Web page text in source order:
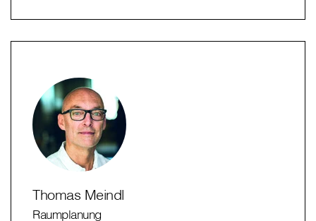
Thomas Meindl
Raumplanung